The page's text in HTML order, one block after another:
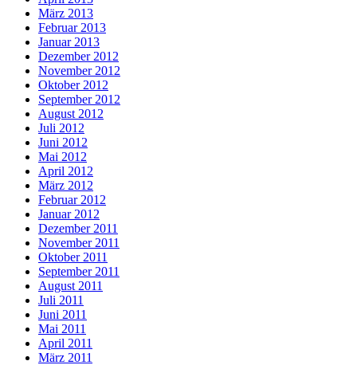
März 2013
Februar 2013
Januar 2013
Dezember 2012
November 2012
Oktober 2012
September 2012
August 2012
Juli 2012
Juni 2012
Mai 2012
April 2012
März 2012
Februar 2012
Januar 2012
Dezember 2011
November 2011
Oktober 2011
September 2011
August 2011
Juli 2011
Juni 2011
Mai 2011
April 2011
März 2011